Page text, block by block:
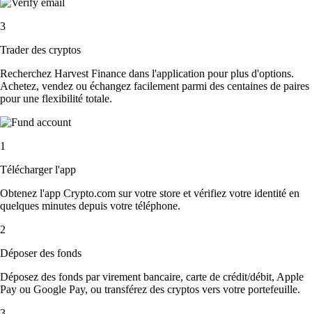
3
Trader des cryptos
Recherchez Harvest Finance dans l'application pour plus d'options.
Achetez, vendez ou échangez facilement parmi des centaines de paires
pour une flexibilité totale.
1
Télécharger l'app
Obtenez l'app Crypto.com sur votre store et vérifiez votre identité en
quelques minutes depuis votre téléphone.
2
Déposer des fonds
Déposez des fonds par virement bancaire, carte de crédit/débit, Apple
Pay ou Google Pay, ou transférez des cryptos vers votre portefeuille.